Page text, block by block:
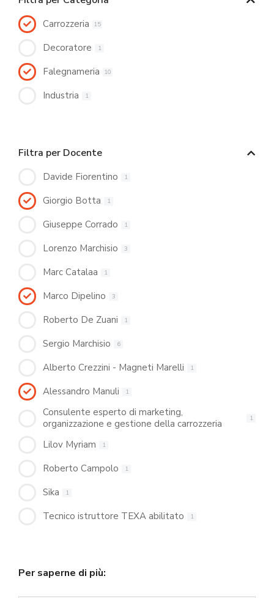
Carrozzeria 15
Decoratore 1
Falegnameria 10
Industria 1
Filtra per Docente
Davide Fiorentino 1
Giorgio Botta 1
Giuseppe Corrado 1
Lorenzo Marchisio 3
Marc Catalaa 1
Marco Dipelino 3
Roberto De Zuani 1
Sergio Marchisio 6
Alberto Crezzini - Magneti Marelli 1
Alessandro Manuli 1
Consulente esperto di marketing,
organizzazione e gestione della carrozzeria
1
Lilov Myriam 1
Roberto Campolo 1
Sika 1
Tecnico istruttore TEXA abilitato 1
Per saperne di più: